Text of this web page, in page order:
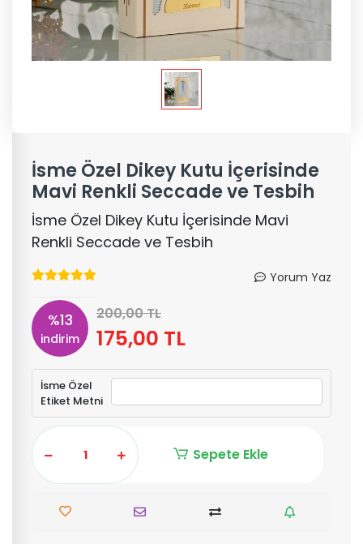
İsme Özel Dikey Kutu İçerisinde
Mavi Renkli Seccade ve Tesbih
İsme Özel Dikey Kutu İçerisinde Mavi
Renkli Seccade ve Tesbih
Yorum Yaz
%13
indirim
200,00 TL
175,00 TL
İsme Özel
Etiket Metni
Sepete Ekle